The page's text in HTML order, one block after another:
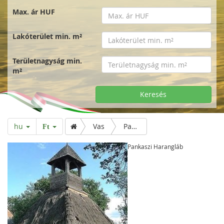
Max. ár HUF
Lakóterület min. m²
Területnagyság min.
m²
Keresés
hu Ft Vas Pankaszi Harangláb
Pankaszi Harangláb